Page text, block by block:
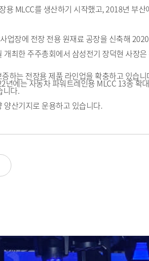
MLCC를 생산하기 시작했고, 2018년 부
업장에 전장 전용 원재료 공장을 신축해
최한 주주총회에서 삼성전기 장덕현 사장
하는 전장용 제품 라인업을 확충하고 있습
에는 자동차 파워트레인용 MLCC 13종 확
니다.
양산기지로 운용하고 있습니다.